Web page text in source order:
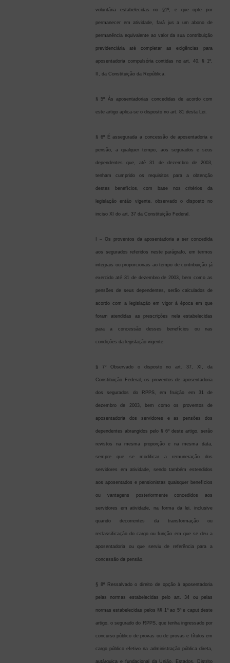
voluntária estabelecidas no §1º, e que opte por
permanecer em atividade, fará jus a um abono de
permanência equivalente ao valor da sua contribuição
previdenciária até completar as exigências para
aposentadoria compulsória contidas no art. 40, § 1º,
II, da Constituição da República.
§ 5º Às aposentadorias concedidas de acordo com
este artigo aplica-se o disposto no art. 81 desta Lei.
§ 6º É assegurada a concessão de aposentadoria e
pensão, a qualquer tempo, aos segurados e seus
dependentes que, até 31 de dezembro de 2003,
tenham cumprido os requisitos para a obtenção
destes benefícios, com base nos critérios da
legislação então vigente, observado o disposto no
inciso XI do art. 37 da Constituição Federal.
I – Os proventos da aposentadoria a ser concedida
aos segurados referidos neste parágrafo, em termos
integrais ou proporcionais ao tempo de contribuição já
exercido até 31 de dezembro de 2003, bem como as
pensões de seus dependentes, serão calculados de
acordo com a legislação em vigor à época em que
foram atendidas as prescrições nela estabelecidas
para a concessão desses benefícios ou nas
condições da legislação vigente.
§ 7º Observado o disposto no art. 37, XI, da
Constituição Federal, os proventos de aposentadoria
dos segurados do RPPS, em fruição em 31 de
dezembro de 2003, bem como os proventos de
aposentadoria dos servidores e as pensões dos
dependentes abrangidos pelo § 6º deste artigo, serão
revistos na mesma proporção e na mesma data,
sempre que se modificar a remuneração dos
servidores em atividade, sendo também estendidos
aos aposentados e pensionistas quaisquer benefícios
ou vantagens posteriormente concedidos aos
servidores em atividade, na forma da lei, inclusive
quando decorrentes da transformação ou
reclassificação do cargo ou função em que se deu a
aposentadoria ou que serviu de referência para a
concessão da pensão.
§ 8º Ressalvado o direito de opção à aposentadoria
pelas normas estabelecidas pelo art. 34 ou pelas
normas estabelecidas pelos §§ 1º ao 5º e caput deste
artigo, o segurado do RPPS, que tenha ingressado por
concurso público de provas ou de provas e títulos em
cargo público efetivo na administração pública direta,
autárquica e fundacional da União, Estados, Distrito